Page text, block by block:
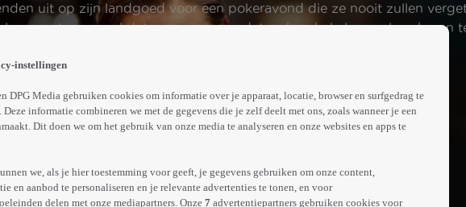
uit op zijn landgoed voor een pokeravond die ze nooit zullen
moeten ze wel datgene opgeven dat ze hun hele leven al proberen
Trailer
Meer
info
instellingen
DPG Media gebruiken cookies om informatie over je apparaat, locatie, browser en surfgedrag te
Deze informatie combineren we met de gegevens die je zelf deelt met ons, zoals wanneer je een
Dit doen we om het gebruik van onze media te analyseren en onze websites en apps te
we, als je hier toestemming voor geeft, je gegevens gebruiken om onze content,
en aanbod te personaliseren en je relevante advertenties te tonen, en voor
delen met onze mediapartners. Onze 7 advertentiepartners gebruiken cookies voor